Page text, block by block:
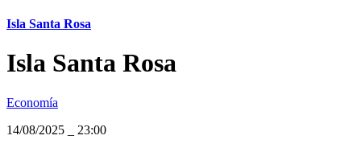
Isla Santa Rosa
Isla Santa Rosa
Economía
14/08/2025
23:00